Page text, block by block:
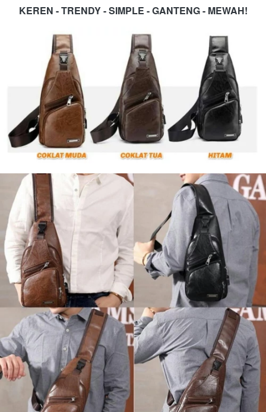
KEREN - TRENDY - SIMPLE - GANTENG - MEWAH!